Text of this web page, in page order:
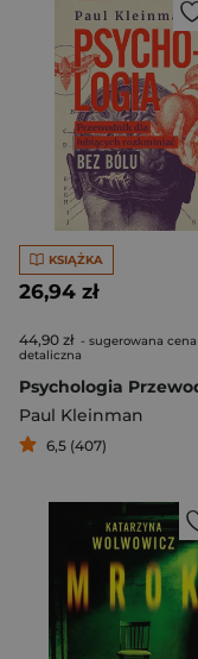
KSIĄŻKA
26,94 zł
44,90 zł - sugerowana cena
detaliczna
Paul Kleinman
6,5 (407)